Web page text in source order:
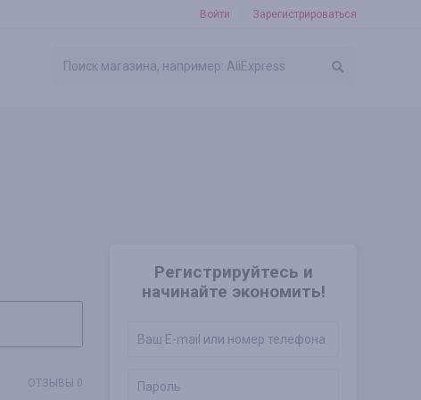
Войти Зарегистрироваться
Регистрируйтесь и
начинайте экономить!
ОТЗЫВЫ 0